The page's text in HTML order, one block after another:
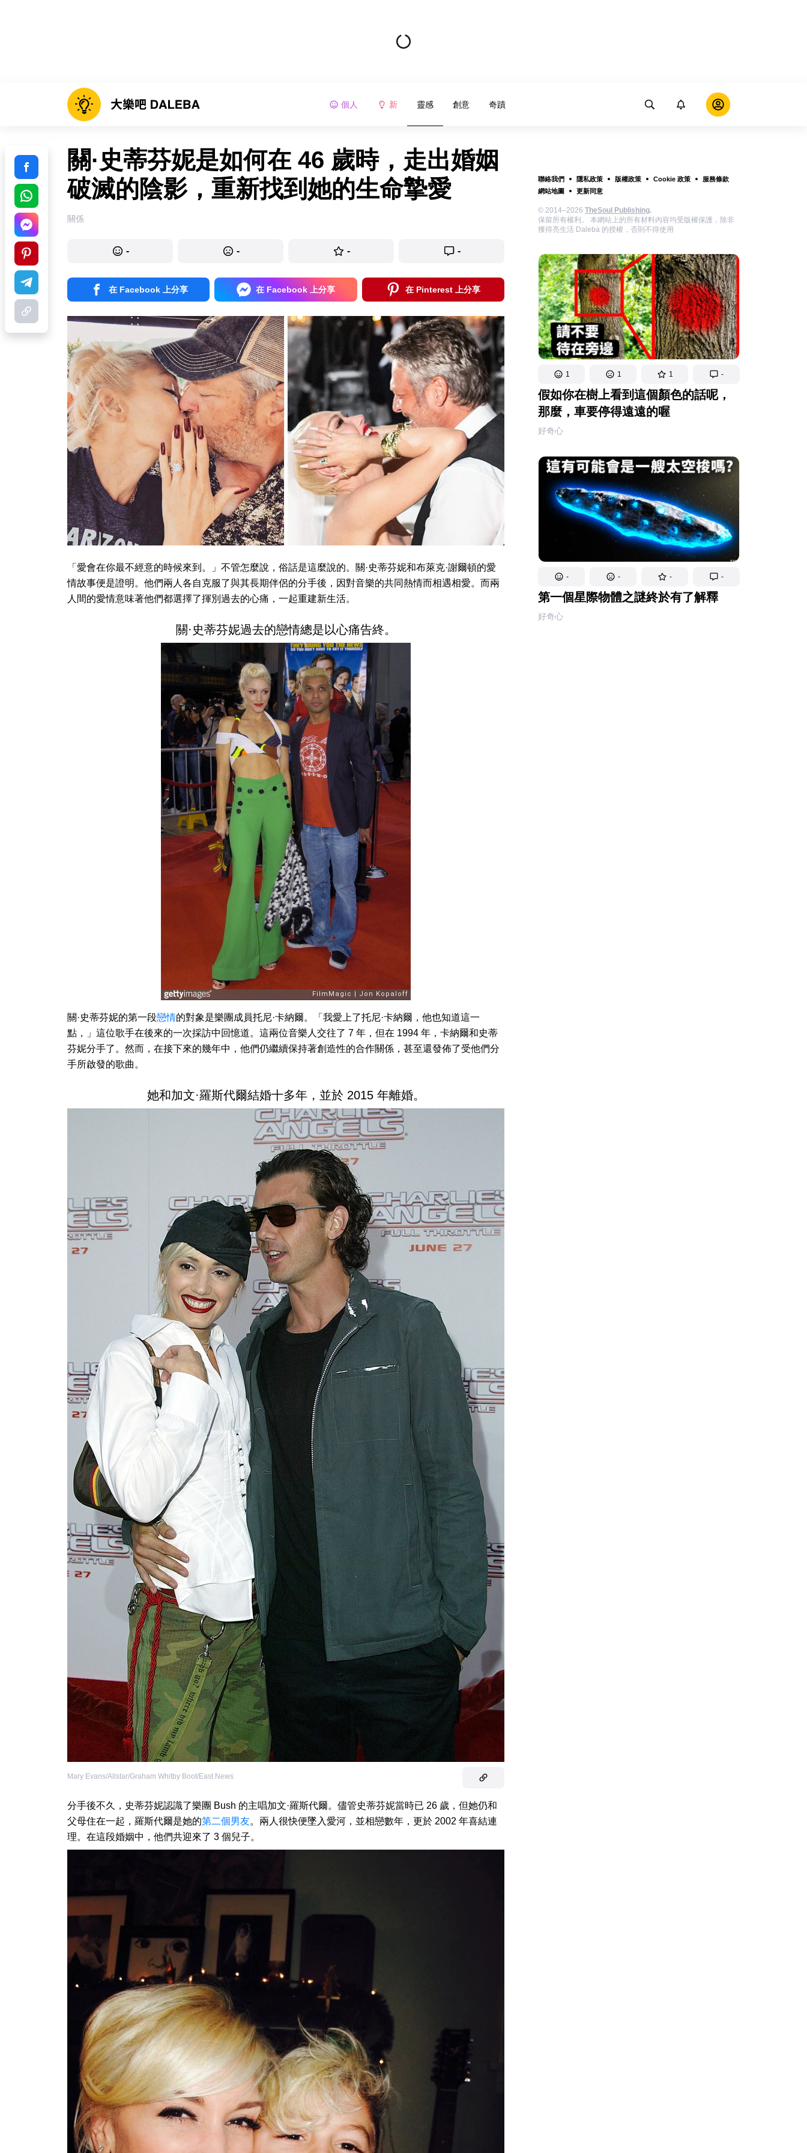
個人 新 靈感 創意 奇蹟
聯絡我們 隱私政策 版權政策 Cookie 政策
服務條款
網站地圖
更新同意
© 2014–2026 TheSoul Publishing.
保留所有權利。 本網站上的所有材料內容均受版權保護，除非
獲得亮生活 Daleba 的授權，否則不得使用
1 1 1 -
假如你在樹上看到這個顏色的話呢，
那麼，車要停得遠遠的喔
好奇心
- - - -
第一個星際物體之謎終於有了解釋
好奇心
關·史蒂芬妮是如何在 46 歲時，走出婚姻
破滅的陰影，重新找到她的生命摯愛
關係
- - - -
在 Facebook 上分享 在 Facebook 上分享 在 Pinterest 上分享
「愛會在你最不經意的時候來到。」不管怎麼說，俗話是這麼說的。關·史蒂芬妮和布萊克·謝爾頓的愛
情故事便是證明。他們兩人各自克服了與其長期伴侶的分手後，因對音樂的共同熱情而相遇相愛。而兩
人間的愛情意味著他們都選擇了揮別過去的心痛，一起重建新生活。
關·史蒂芬妮過去的戀情總是以心痛告終。
關·史蒂芬妮的第一段戀情的對象是樂團成員托尼·卡納爾。「我愛上了托尼·卡納爾，他也知道這一
點，」這位歌手在後來的一次採訪中回憶道。這兩位音樂人交往了 7 年，但在 1994 年，卡納爾和史蒂
芬妮分手了。然而，在接下來的幾年中，他們仍繼續保持著創造性的合作關係，甚至還發佈了受他們分
手所啟發的歌曲。
她和加文·羅斯代爾結婚十多年，並於 2015 年離婚。
Mary Evans/Allstar/Graham Whitby Boot/East News
分手後不久，史蒂芬妮認識了樂團 Bush 的主唱加文·羅斯代爾。儘管史蒂芬妮當時已 26 歲，但她仍和
父母住在一起，羅斯代爾是她的第二個男友。兩人很快便墜入愛河，並相戀數年，更於 2002 年喜結連
理。在這段婚姻中，他們共迎來了 3 個兒子。